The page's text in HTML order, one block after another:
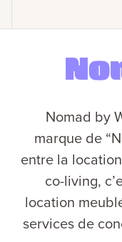
Nomad by
marque de
entre la
co-living,
location
services de